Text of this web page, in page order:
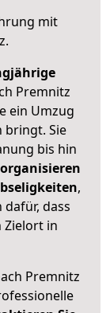
mit
.
Premnitz
ein Umzug
bringt. Sie
bis hin
,
dass
Zielort in
Premnitz